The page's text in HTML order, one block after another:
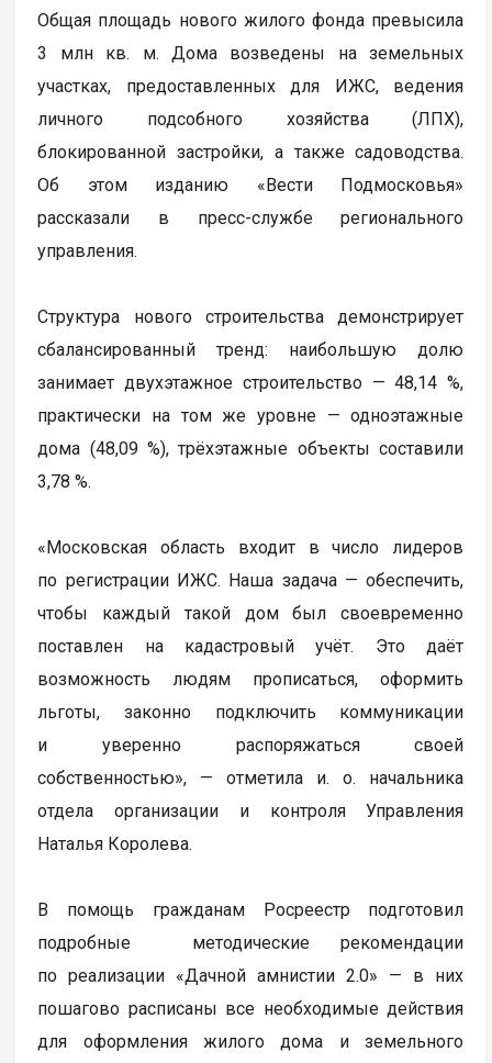
Общая площадь нового жилого фонда превысила
3 млн кв. м. Дома возведены на земельных
участках, предоставленных для ИЖС, ведения
личного подсобного хозяйства (ЛПХ),
блокированной застройки, а также садоводства.
Об этом изданию «Вести Подмосковья»
рассказали в пресс-службе регионального
управления.
Структура нового строительства демонстрирует
сбалансированный тренд: наибольшую долю
занимает двухэтажное строительство — 48,14 %,
практически на том же уровне — одноэтажные
дома (48,09 %), трёхэтажные объекты составили
3,78 %.
«Московская область входит в число лидеров
по регистрации ИЖС. Наша задача — обеспечить,
чтобы каждый такой дом был своевременно
поставлен на кадастровый учёт. Это даёт
возможность людям прописаться, оформить
льготы, законно подключить коммуникации
и уверенно распоряжаться своей
собственностью», — отметила и. о. начальника
отдела организации и контроля Управления
Наталья Королева.
В помощь гражданам Росреестр подготовил
подробные методические рекомендации
по реализации «Дачной амнистии 2.0» — в них
пошагово расписаны все необходимые действия
для оформления жилого дома и земельного